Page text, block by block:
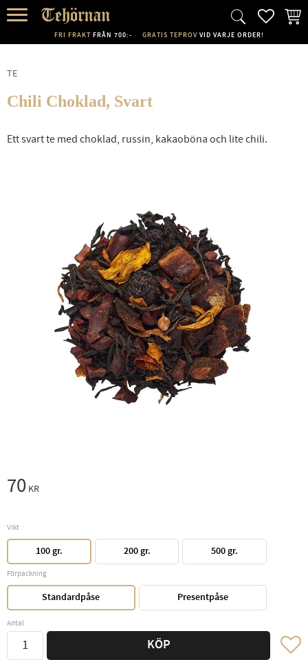
FRI FRAKT FRÅN 700:- GRATIS TEPROV VID VARJE ORDER!
TE
Chili Choklad, Svart
Ett svart te med choklad, russin, kakaoböna och lite chili.
70 KR
Vikt
100 gr. 200 gr. 500 gr.
Förpackning
Standardpåse Presentpåse
Antal
KÖP Lägg